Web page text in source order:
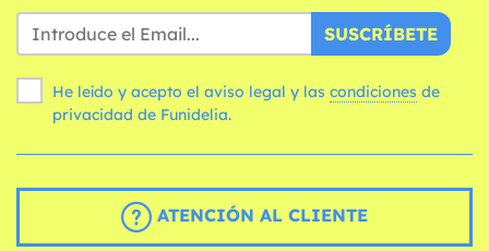
SUSCRÍBETE
He leído y acepto el aviso legal y las condiciones
privacidad de Funidelia.
ATENCIÓN AL CLIENTE